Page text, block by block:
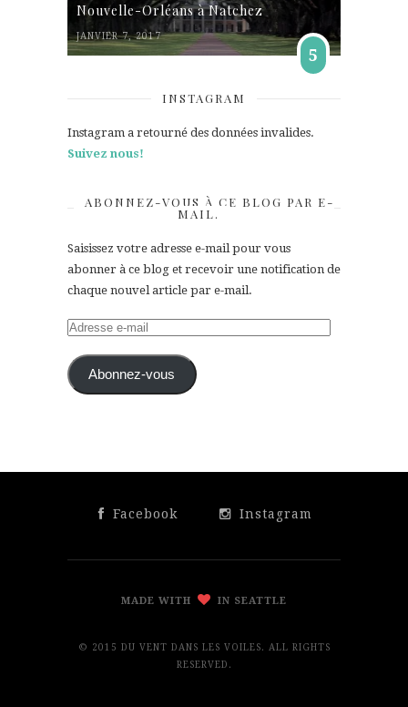
Nouvelle-Orléans à Natchez
JANVIER 7, 2017
5
INSTAGRAM
Instagram a retourné des données invalides.
Suivez nous!
ABONNEZ-VOUS À CE BLOG PAR E-
MAIL.
Saisissez votre adresse e-mail pour vous
abonner à ce blog et recevoir une notification de
chaque nouvel article par e-mail.
Adresse
mail Abonnez-vous
Facebook Instagram
MADE WITH IN SEATTLE
© 2015 DU VENT DANS LES VOILES. ALL RIGHTS
RESERVED.